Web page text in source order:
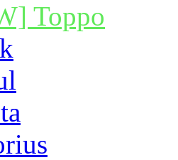
Toppo